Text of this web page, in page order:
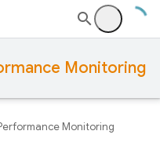
Monitoring
Monitoring